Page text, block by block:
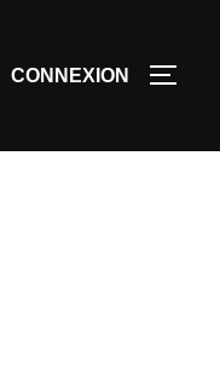
CONNEXION